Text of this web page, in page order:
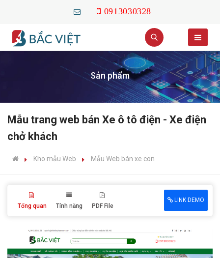
0913030328
Sản phẩm
Mẫu trang web bán Xe ô tô điện - Xe điện
chở khách
Kho mẫu Web Mẫu Web bán xe con
Tổng quan Tính năng PDF File
LINK DEMO